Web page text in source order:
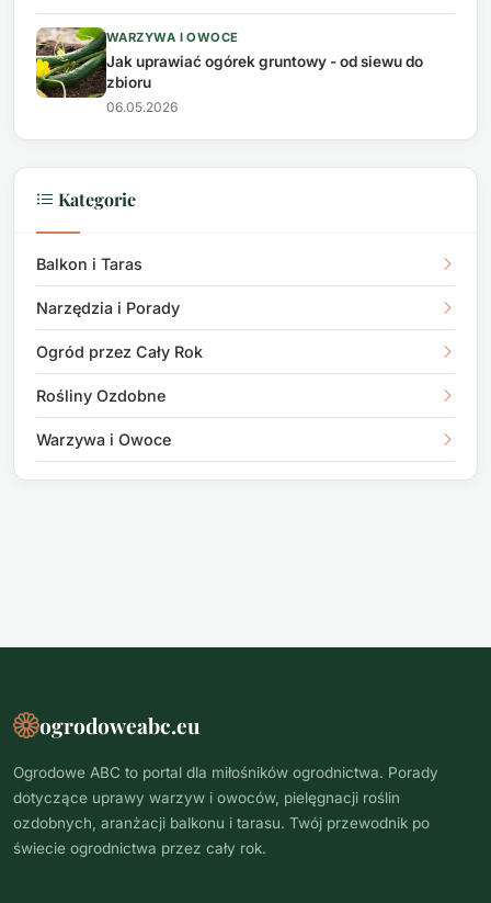
WARZYWA I OWOCE
Jak uprawiać ogórek gruntowy - od siewu do
zbioru
06.05.2026
Kategorie
Balkon i Taras
Narzędzia i Porady
Ogród przez Cały Rok
Rośliny Ozdobne
Warzywa i Owoce
ogrodoweabc.eu
Ogrodowe ABC to portal dla miłośników ogrodnictwa. Porady
dotyczące uprawy warzyw i owoców, pielęgnacji roślin
ozdobnych, aranżacji balkonu i tarasu. Twój przewodnik po
świecie ogrodnictwa przez cały rok.